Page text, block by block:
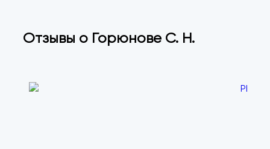
Отзывы о Горюнове С. Н.